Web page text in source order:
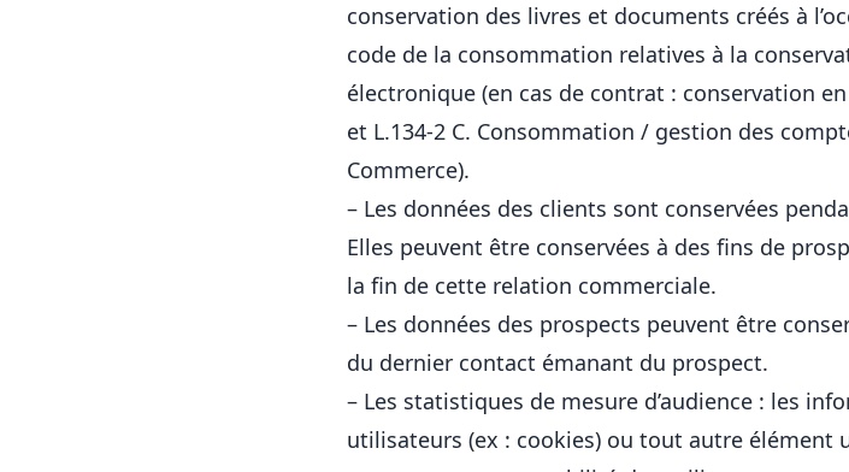
conservation des livres et documents créés à
code de la consommation relatives à la
électronique (en cas de contrat : conservation
et L.134-2 C. Consommation / gestion des
Commerce).
– Les données des clients sont conservées
Elles peuvent être conservées à des fins de
la fin de cette relation commerciale.
– Les données des prospects peuvent être
du dernier contact émanant du prospect.
– Les statistiques de mesure d’audience : les
utilisateurs (ex : cookies) ou tout autre